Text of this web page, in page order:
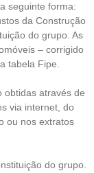
seguinte forma:
da Construção
do grupo. As
– corrigido
tabela Fipe.
obtidas através de
via internet, do
ou nos extratos
do grupo.